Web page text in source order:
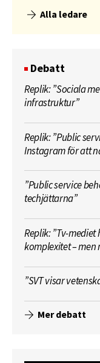
Alla ledare
Debatt
Replik: ”Sociala
infrastruktur”
Replik: ”Public
Instagram för att
”Public service
techjättarna”
Replik: ”Tv-
komplexitet – men
”SVT visar
Mer debatt